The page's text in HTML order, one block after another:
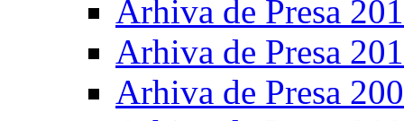
Arhiva de Presa
Arhiva de Presa
Arhiva de Presa